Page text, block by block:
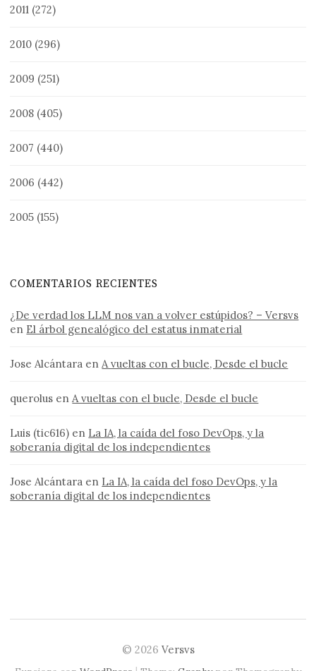
2011 (272)
2010 (296)
2009 (251)
2008 (405)
2007 (440)
2006 (442)
2005 (155)
COMENTARIOS RECIENTES
¿De verdad los LLM nos van a volver estúpidos? – Versvs
en El árbol genealógico del estatus inmaterial
Jose Alcántara enA vueltas con el bucle, Desde el bucle
querolus enA vueltas con el bucle, Desde el bucle
Luis (tic616) en La IA, la caída del foso DevOps, y la
soberanía digital de los independientes
Jose Alcántara en La IA, la caída del foso DevOps, y la
soberanía digital de los independientes
© 2026 Versvs